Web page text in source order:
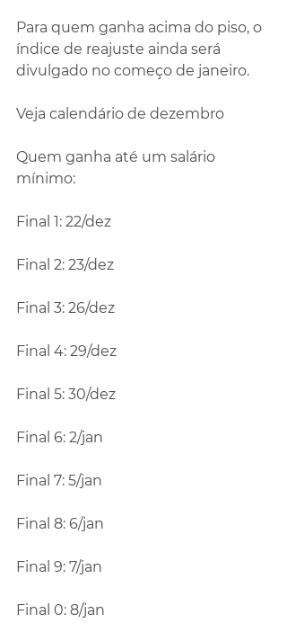
Para quem ganha acima do piso, o
índice de reajuste ainda será
divulgado no começo de janeiro.
Veja calendário de dezembro
Quem ganha até um salário
mínimo:
Final 1: 22/dez
Final 2: 23/dez
Final 3: 26/dez
Final 4: 29/dez
Final 5: 30/dez
Final 6: 2/jan
Final 7: 5/jan
Final 8: 6/jan
Final 9: 7/jan
Final 0: 8/jan